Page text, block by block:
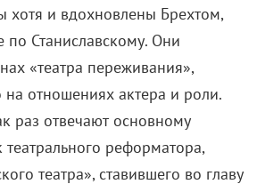
хотя и вдохновлены Брехтом,
Станиславскому. Они
«театра переживания»,
на отношениях актера и роли.
раз отвечают основному
театрального реформатора,
театра», ставившего во главу